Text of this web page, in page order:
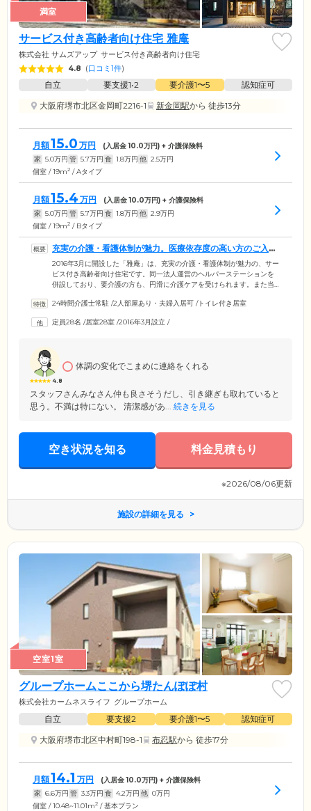
満室
サービス付き高齢者向け住宅 雅庵
株式会社 サムズアップ サービス付き高齢者向け住宅
4.8 (口コミ1件)
自立 要支援1•2 要介護1〜5
認知症可
大阪府堺市北区金岡町2216-1
新金岡駅から 徒歩13分
月額15.0 万円 (入居金10.0万円) + 介護保険料
家 5.0万円 管 5.7万円 食 1.8万円 他 2.5万円
個室 / 19m2 / Aタイプ
月額15.4 万円 (入居金10.0万円) + 介護保険料
家 5.0万円 管 5.7万円 食 1.8万円 他 2.9万円
個室 / 19m2 / Bタイプ
充実の介護・看護体制が魅力。医療依存度の高い方のご入居
も可能です
2016年3月に開設した「雅庵」は、充実の介護・看護体制が魅力の、サー
ビス付き高齢者向け住宅です。同一法人運営のヘルパーステーションを
併設しており、要介護の方も、円滑に介護ケアを受けられます。また当
ックから、服薬管理、健康相談、医療的ケアまで行い、みなさまの健や
医療依存度が高い方のご入居も可能ですので、施設の受け入れ可否をお
24時間介護士常駐 /2人部屋あり・夫婦入居可 /トイレ付き居室
定員28名 /居室28室 /2016年3月設立 /
4.8
体調の変化でこまめに連絡をくれる
スタッフさんみなさん仲も良さそうだし、引き継ぎも取れていると
思う。不満は特にない。 清潔感があ... 続きを見る
空き状況を知る 料金見積もり
※2026/08/06更新
施設の詳細を見る
空室1室
グループホームここから堺たんぽぽ村
株式会社カームネスライフ グループホーム
自立 要支援2 要介護1〜5
認知症可
大阪府堺市北区中村町198-1
布忍駅から 徒歩17分
月額14.1 万円 (入居金10.0万円) + 介護保険料
家 6.6万円 管 3.3万円 食 4.2万円 他 0万円
個室 / 10.48~11.01m2 / 基本プラン